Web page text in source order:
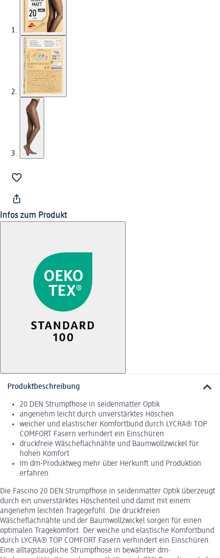
Infos zum Produkt
Produktbeschreibung
20 DEN Strumpfhose in seidenmatter Optik
angenehm leicht durch unverstärktes Höschen
weicher und elastischer Komfortbund durch LYCRA® TOP
COMFORT Fasern verhindert ein Einschüren
druckfreie Wäscheflachnähte und Baumwollzwickel für
hohen Komfort
Im dm-Produktweg mehr über Herkunft und Produktion
erfahren
Die Fascino 20 DEN Strumpfhose in seidenmatter Optik überzeugt
durch ein unverstärktes Höschenteil und damit mit einem
angenehm leichten Tragegefühl. Die druckfreien
Wäscheflachnähte und der Baumwollzwickel sorgen für einen
optimalen Tragekomfort. Der weiche und elastische Komfortbund
durch LYCRA® TOP COMFORT Fasern verhindert ein Einschüren.
Eine alltagstaugliche Strumpfhose in bewährter dm-